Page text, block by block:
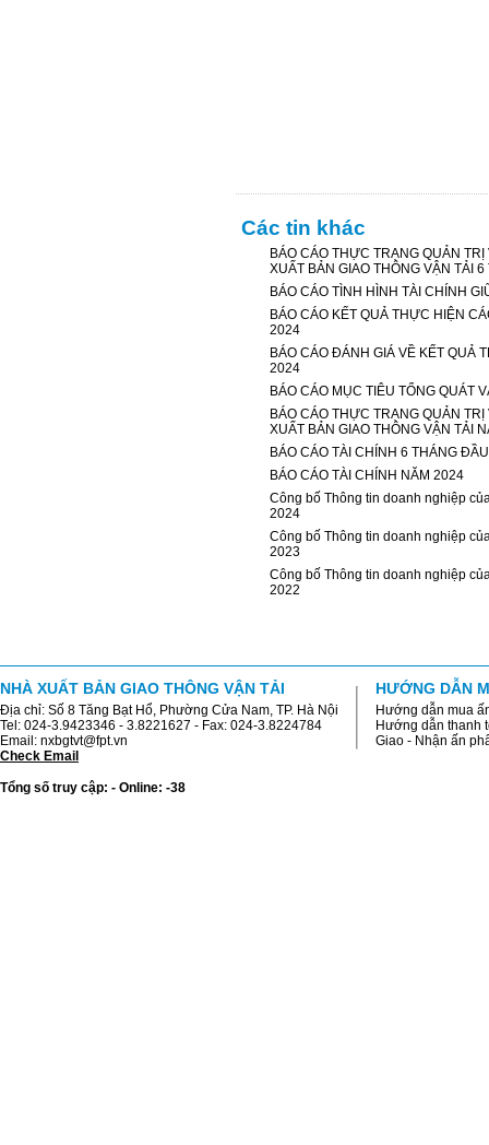
Các tin khác
BÁO CÁO THỰC TRẠNG QUẢN
XUẤT BẢN GIAO THÔNG VẬN TẢI
BÁO CÁO TÌNH HÌNH TÀI CHÍNH
BÁO CÁO KẾT QUẢ THỰC HIỆN
2024
BÁO CÁO ĐÁNH GIÁ VỀ KẾT QUẢ
2024
BÁO CÁO MỤC TIÊU TỔNG QUÁT
BÁO CÁO THỰC TRẠNG QUẢN
XUẤT BẢN GIAO THÔNG VẬN TẢI
BÁO CÁO TÀI CHÍNH 6 THÁNG
BÁO CÁO TÀI CHÍNH NĂM 2024
Công bố Thông tin doanh nghiệp
2024
Công bố Thông tin doanh nghiệp
2023
Công bố Thông tin doanh nghiệp
2022
NHÀ XUẤT BẢN GIAO THÔNG VẬN TẢI
Địa chỉ: Số 8 Tăng Bạt Hổ, Phường Cửa Nam, TP. Hà Nội
Tel: 024-3.9423346 - 3.8221627 - Fax: 024-3.8224784
Email: nxbgtvt@fpt.vn
Check Email
Tổng số truy cập: - Online: -38
HƯỚNG DẪN
Hướng dẫn mua
Hướng dẫn thanh
Giao - Nhận ấn